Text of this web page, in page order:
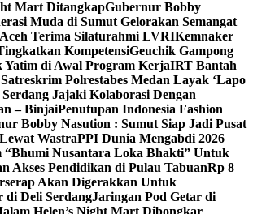
Mart DitangkapGubernur Bobby
Muda di Sumut Gelorakan Semangat
Terima Silaturahmi LVRIKemnaker
KompetensiGeuchik Gampong
Yatim di Awal Program KerjaIRT Bantah
Polrestabes Medan Layak ‘Lapo
Jajaki Kolaborasi Dengan
– BinjaiPenutupan Indonesia Fashion
Bobby Nasution : Sumut Siap Jadi Pusat
WastraPPI Dunia Mengabdi 2026
Nusantara Loka Bhakti” Untuk
Akses Pendidikan di Pulau TabuanRp 8
Akan Digerakkan Untuk
di Deli SerdangJaringan Pod Getar di
Helen’s Night Mart Dibongkar